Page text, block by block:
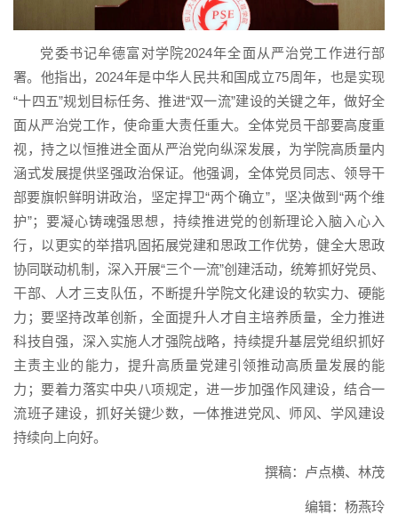
党委书记牟德富对学院2024年全面从严治党工作进行部
署。他指出，2024年是中华人民共和国成立75周年，也是实现
“十四五”规划目标任务、推进“双一流”建设的关键之年，做好全
面从严治党工作，使命重大责任重大。全体党员干部要高度重
视，持之以恒推进全面从严治党向纵深发展，为学院高质量内
涵式发展提供坚强政治保证。他强调，全体党员同志、领导干
部要旗帜鲜明讲政治，坚定捍卫“两个确立”，坚决做到“两个维
护”；要凝心铸魂强思想，持续推进党的创新理论入脑入心入
行，以更实的举措巩固拓展党建和思政工作优势，健全大思政
协同联动机制，深入开展“三个一流”创建活动，统筹抓好党员、
干部、人才三支队伍，不断提升学院文化建设的软实力、硬能
力；要坚持改革创新，全面提升人才自主培养质量，全力推进
科技自强，深入实施人才强院战略，持续提升基层党组织抓好
主责主业的能力，提升高质量党建引领推动高质量发展的能
力；要着力落实中央八项规定，进一步加强作风建设，结合一
流班子建设，抓好关键少数，一体推进党风、师风、学风建设
持续向上向好。
撰稿：卢点横、林茂
编辑：杨燕玲